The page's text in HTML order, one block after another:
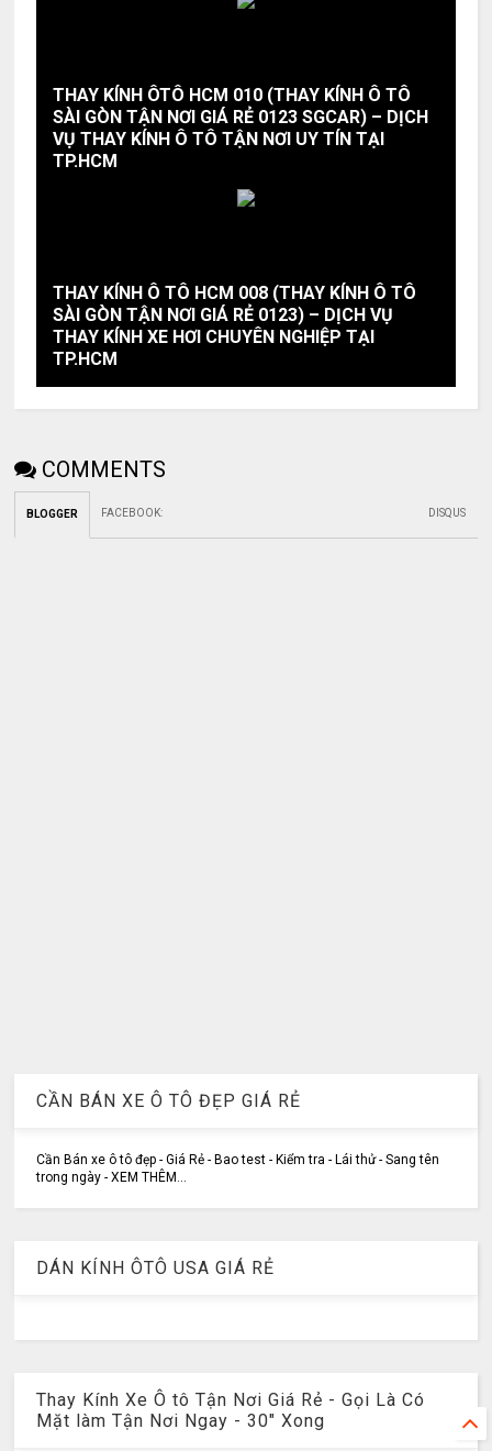
THAY KÍNH ÔTÔ HCM 010 (THAY KÍNH Ô TÔ
SÀI GÒN TẬN NƠI GIÁ RẺ 0123 SGCAR) – DỊCH
VỤ THAY KÍNH Ô TÔ TẬN NƠI UY TÍN TẠI
TP.HCM
THAY KÍNH Ô TÔ HCM 008 (THAY KÍNH Ô TÔ
SÀI GÒN TẬN NƠI GIÁ RẺ 0123) – DỊCH VỤ
THAY KÍNH XE HƠI CHUYÊN NGHIỆP TẠI
TP.HCM
COMMENTS
BLOGGER FACEBOOK: DISQUS
CẦN BÁN XE Ô TÔ ĐẸP GIÁ RẺ
Cần Bán xe ô tô đẹp - Giá Rẻ - Bao test - Kiểm tra - Lái thử - Sang tên
trong ngày - XEM THÊM...
DÁN KÍNH ÔTÔ USA GIÁ RẺ
Thay Kính Xe Ô tô Tận Nơi Giá Rẻ - Gọi Là Có
Mặt làm Tận Nơi Ngay - 30" Xong